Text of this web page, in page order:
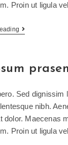
Proin ut ligula
Sed dignissim
nibh.
dolor. Maecenas
Proin ut ligula